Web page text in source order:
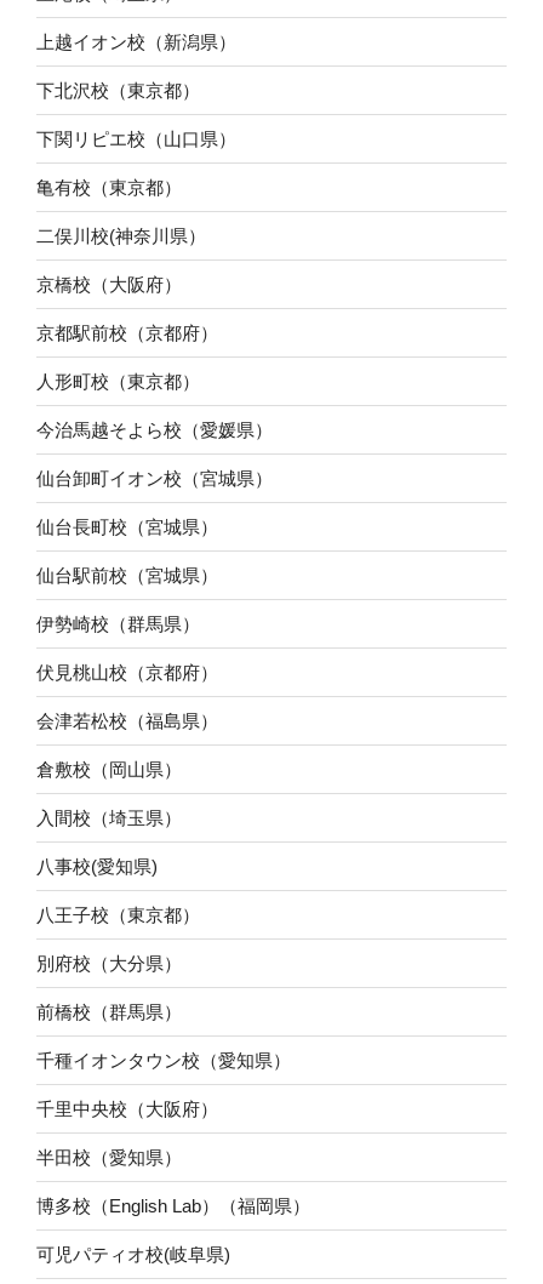
上越イオン校（新潟県）
下北沢校（東京都）
下関リピエ校（山口県）
亀有校（東京都）
二俣川校(神奈川県）
京橋校（大阪府）
京都駅前校（京都府）
人形町校（東京都）
今治馬越そよら校（愛媛県）
仙台卸町イオン校（宮城県）
仙台長町校（宮城県）
仙台駅前校（宮城県）
伊勢崎校（群馬県）
伏見桃山校（京都府）
会津若松校（福島県）
倉敷校（岡山県）
入間校（埼玉県）
八事校(愛知県)
八王子校（東京都）
別府校（大分県）
前橋校（群馬県）
千種イオンタウン校（愛知県）
千里中央校（大阪府）
半田校（愛知県）
博多校（English Lab）（福岡県）
可児パティオ校(岐阜県)